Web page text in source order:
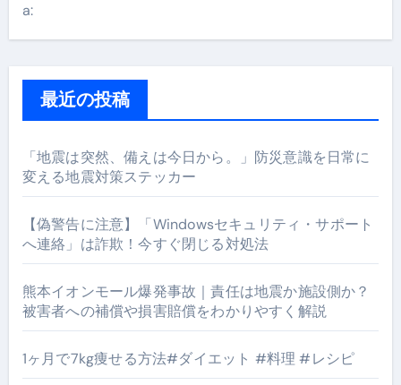
a:
最近の投稿
「地震は突然、備えは今日から。」防災意識を日常に
変える地震対策ステッカー
【偽警告に注意】「Windowsセキュリティ・サポート
へ連絡」は詐欺！今すぐ閉じる対処法
熊本イオンモール爆発事故｜責任は地震か施設側か？
被害者への補償や損害賠償をわかりやすく解説
1ヶ月で7kg痩せる方法#ダイエット #料理 #レシピ